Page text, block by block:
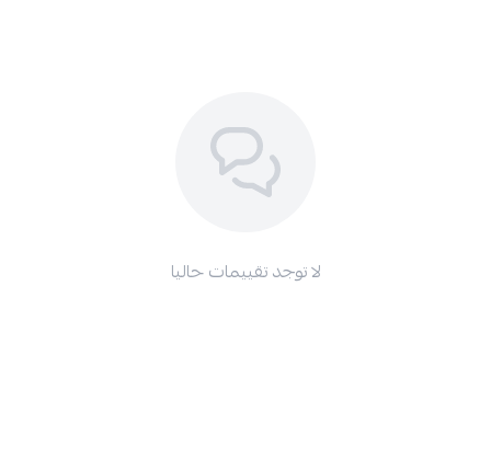
لا توجد تقييمات حاليا